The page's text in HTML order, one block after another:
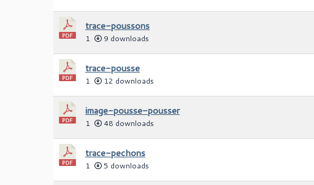
trace-poussons
1 9 downloads
trace-pousse
1 12 downloads
image-pousse-pousser
1 48 downloads
trace-pechons
1 5 downloads